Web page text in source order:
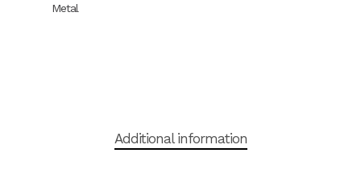
Metal
Additional information